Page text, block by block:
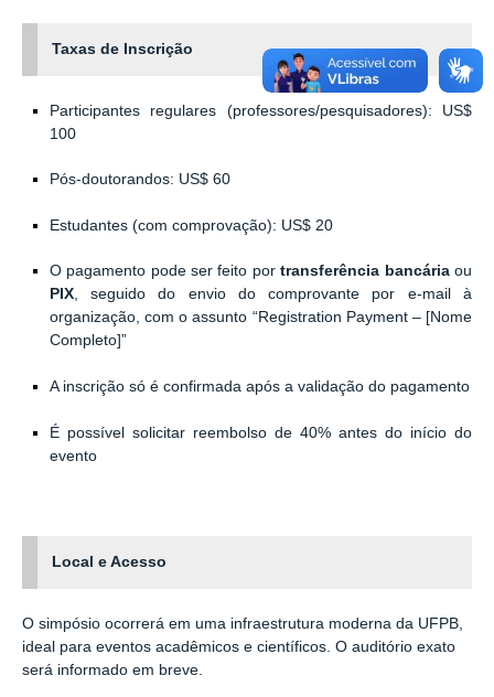
Taxas de Inscrição
Participantes regulares (professores/pesquisadores): US$
100
Pós-doutorandos: US$ 60
Estudantes (com comprovação): US$ 20
O pagamento pode ser feito portransferência bancáriaou
PIX, seguido do envio do comprovante por e-mail à
organização, com o assunto “Registration Payment – [Nome
Completo]”
A inscrição só é confirmada após a validação do pagamento
É possível solicitar reembolso de 40% antes do início do
evento
Local e Acesso
O simpósio ocorrerá em uma infraestrutura moderna da UFPB,
ideal para eventos acadêmicos e científicos. O auditório exato
será informado em breve.